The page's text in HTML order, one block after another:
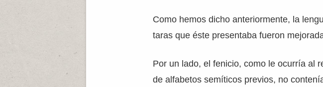
Como hemos dicho anteriormente, la
taras que éste presentaba fueron
Por un lado, el fenicio, como le ocurría al
de alfabetos semíticos previos, no